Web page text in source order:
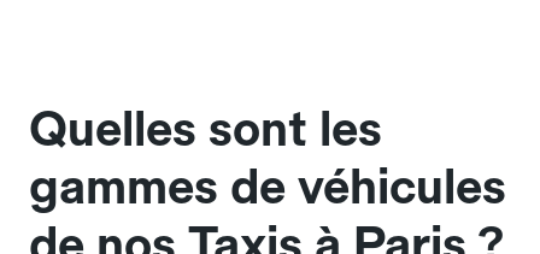
Quelles sont les
gammes de véhicules